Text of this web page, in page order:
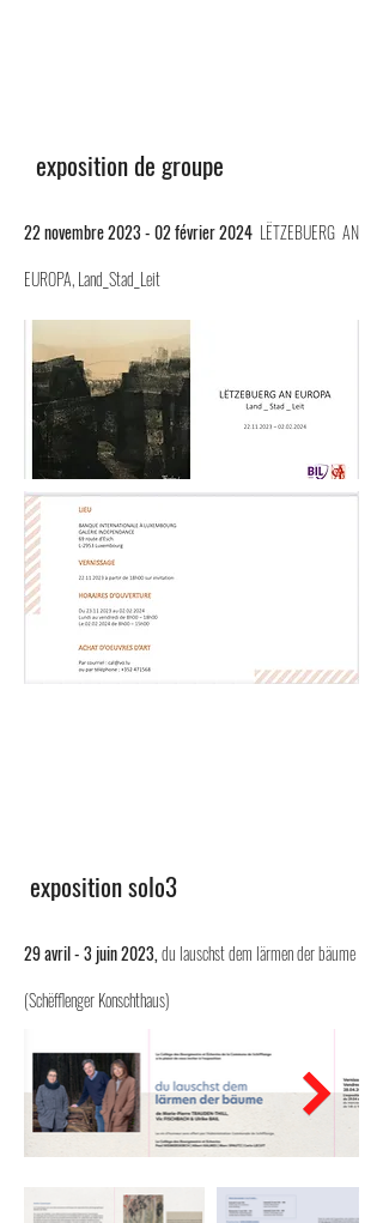
exposition de groupe
22 novembre 2023 -02 février 2024 LËTZEBUERG AN
EUROPA, Land_Stad_Leit
exposition solo3
29 avril - 3 juin 2023,du lauschst dem lärmen der bäume
(Schëfflenger Konschthaus)